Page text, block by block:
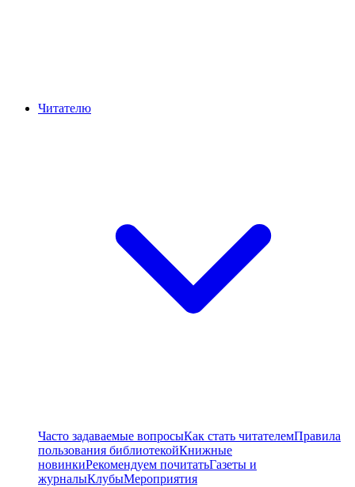
Читателю
Часто задаваемые вопросыКак стать читателемПравила
пользования библиотекойКнижные
новинкиРекомендуем почитатьГазеты и
журналыКлубыМероприятия